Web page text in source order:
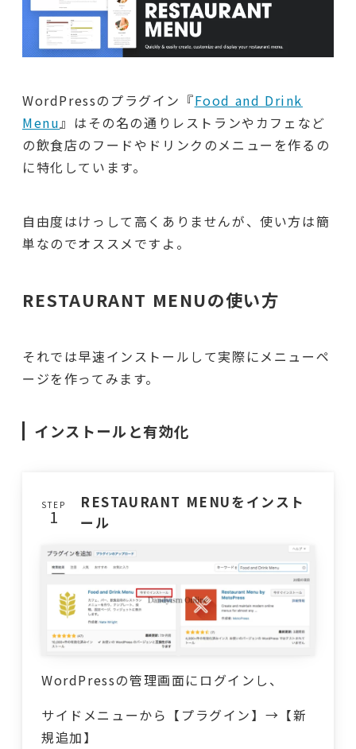
WordPressのプラグイン『Food and Drink
Menu』はその名の通りレストランやカフェなど
の飲食店のフードやドリンクのメニューを作るの
に特化しています。
自由度はけっして高くありませんが、使い方は簡
単なのでオススメですよ。
RESTAURANT MENUの使い方
それでは早速インストールして実際にメニューペ
ージを作ってみます。
インストールと有効化
STEP
RESTAURANT MENUをインスト
ール
WordPressの管理画面にログインし、
サイドメニューから【プラグイン】→【新
規追加】